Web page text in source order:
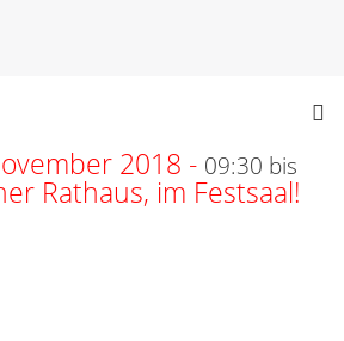
2018 - 09:30 bis
Rathaus, im Festsaal!